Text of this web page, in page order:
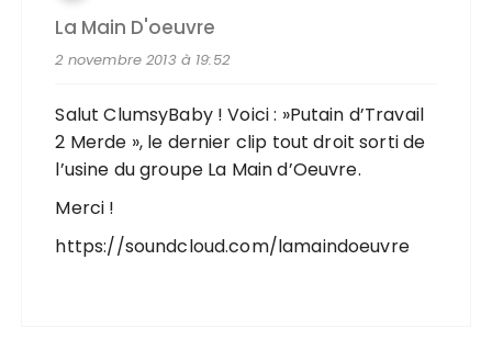
La Main D'oeuvre
2 novembre 2013 à 19:52
Salut ClumsyBaby ! Voici : »Putain d’Travail
2 Merde », le dernier clip tout droit sorti de
l’usine du groupe La Main d’Oeuvre.
Merci !
https://soundcloud.com/lamaindoeuvre